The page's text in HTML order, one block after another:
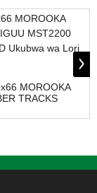
MOROOKA
TRACKS